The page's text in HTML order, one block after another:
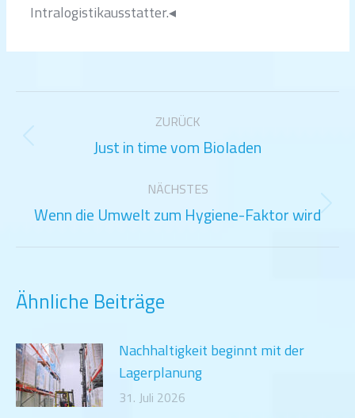
Intralogistikausstatter.◂
Kommentarnavigation
ZURÜCK
Vorheriger
Just in time vom Bioladen
NÄCHSTES
Nächster
Wenn die Umwelt zum Hygiene-Faktor wird
Ähnliche Beiträge
Nachhaltigkeit beginnt mit der
Lagerplanung
31. Juli 2026